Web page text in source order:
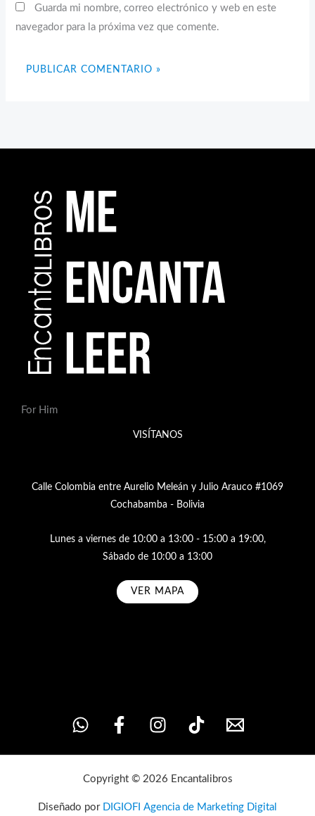
Guarda mi nombre, correo electrónico y web en este
navegador para la próxima vez que comente.
For Him
VISÍTANOS
Calle Colombia entre Aurelio Meleán y Julio Arauco #1069
Cochabamba - Bolivia
Lunes a viernes de 10:00 a 13:00 - 15:00 a 19:00,
Sábado de 10:00 a 13:00
VER MAPA
Copyright © 2026 Encantalibros
Diseñado por DIGIOFI Agencia de Marketing Digital